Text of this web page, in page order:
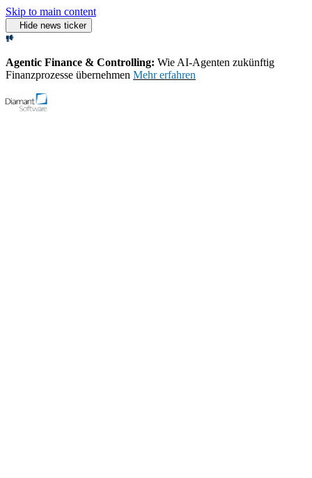
Skip to main content
Hide news ticker
Agentic Finance & Controlling: Wie AI‑Agenten zukünftig
Finanzprozesse übernehmen Mehr erfahren